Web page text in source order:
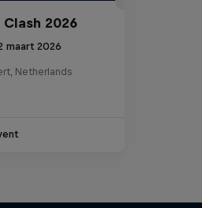
Clash 2026
maart 2026
Netherlands